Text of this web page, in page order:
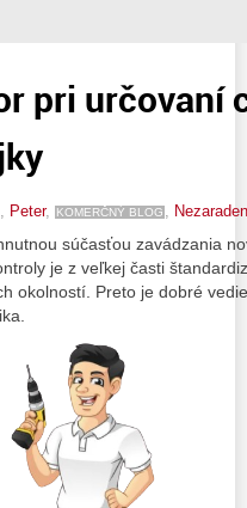
pri určovaní
Peter, KOMERČNÝ BLOG
súčasťou zavádzania
je z veľkej časti
okolností. Preto je dobré